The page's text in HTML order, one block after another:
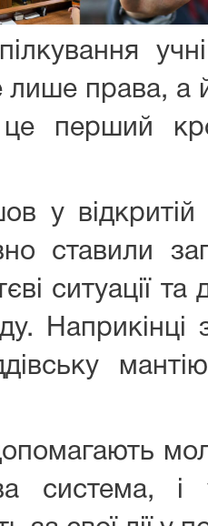
права, а
перший
у відкритій
ставили
ситуації
Наприкінці
система, і